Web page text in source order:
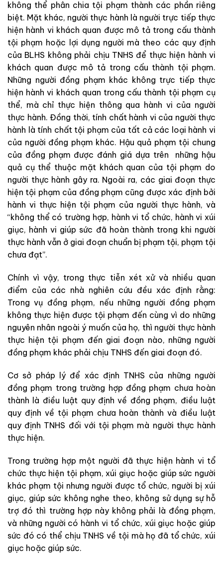
không thể phân chia tội phạm thành các phần riêng
biệt. Mặt khác, người thực hành là người trực tiếp thực
hiện hành vi khách quan được mô tả trong cấu thành
tội phạm hoặc lợi dụng người mà theo các quy định
của BLHS không phải chịu TNHS để thực hiện hành vi
khách quan được mô tả trong cấu thành tội phạm.
Những người đồng phạm khác không trực tiếp thực
hiện hành vi khách quan trong cấu thành tội phạm cụ
thể, mà chỉ thực hiện thông qua hành vi của người
thực hành. Đồng thời, tính chất hành vi của người thực
hành là tính chất tội phạm của tất cả các loại hành vi
của người đồng phạm khác. Hậu quả phạm tội chung
của đồng phạm được đánh giá dựa trên những hậu
quả cụ thể thuộc mặt khách quan của tội phạm do
người thực hành gây ra. Ngoài ra, các giai đoạn thực
hiện tội phạm của đồng phạm cũng được xác định bởi
hành vi thực hiện tội phạm của người thực hành, và
“không thể có trường hợp, hành vi tổ chức, hành vi xúi
giục, hành vi giúp sức đã hoàn thành trong khi người
thực hành vẫn ở giai đoạn chuẩn bị phạm tội, phạm tội
chưa đạt”.
Chính vì vậy, trong thực tiễn xét xử và nhiều quan
điểm của các nhà nghiên cứu đều xác định rằng:
Trong vụ đồng phạm, nếu những người đồng phạm
không thực hiện được tội phạm đến cùng vì do những
nguyên nhân ngoài ý muốn của họ, thì người thực hành
thực hiện tội phạm đến giai đoạn nào, những người
đồng phạm khác phải chịu TNHS đến giai đoạn đó.
Cơ sở pháp lý để xác định TNHS của những người
đồng phạm trong trường hợp đồng phạm chưa hoàn
thành là điều luật quy định về đồng phạm, điều luật
quy định về tội phạm chưa hoàn thành và điều luật
quy định TNHS đối với tội phạm mà người thực hành
thực hiện.
Trong trường hợp một người đã thực hiện hành vi tổ
chức thực hiện tội phạm, xúi giục hoặc giúp sức người
khác phạm tội nhưng người được tổ chức, người bị xúi
giục, giúp sức không nghe theo, không sử dụng sự hỗ
trợ đó thì trường hợp này không phải là đồng phạm,
và những người có hành vi tổ chức, xúi giục hoặc giúp
sức đó có thể chịu TNHS về tội mà họ đã tổ chức, xúi
giục hoặc giúp sức.